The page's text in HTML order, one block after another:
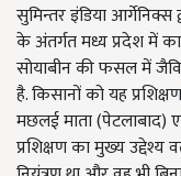
सुमिन्तर इंडिया
के अंतर्गत मध्य प्रदेश में
सोयाबीन की फसल में
है. किसानों को यह
मछलई माता (पेटलाबाद)
प्रशिक्षण का मुख्य